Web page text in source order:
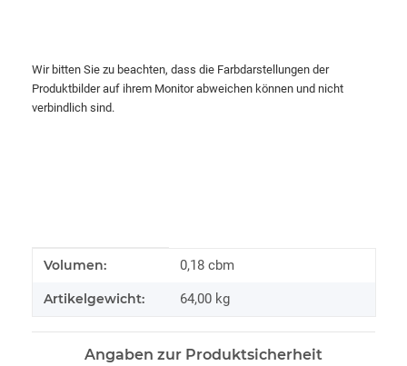
Wir bitten Sie zu beachten, dass die Farbdarstellungen der
Produktbilder auf ihrem Monitor abweichen können und nicht
verbindlich sind.
Produkteigenschaft
Wert
Volumen: 0,18 cbm
Artikelgewicht: 64,00 kg
Angaben zur Produktsicherheit